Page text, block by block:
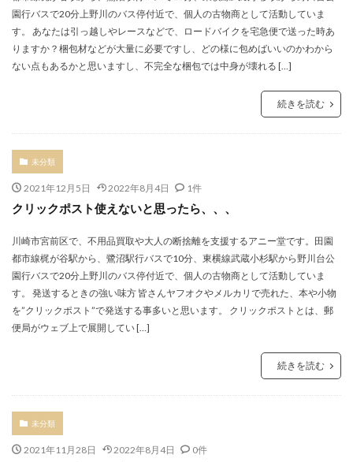
園行バスで20分上野川のバス停付近で、個人の古物商として活動していま
す。 あなたは引っ越しやレースなどで、ロードバイクを宅急便で送った時あ
りますか？梱包材などが大量に必要ですし、どの様に包めばいいのかわから
ない点もあるかと思いますし、不完全な梱包では中身が壊れる […]
続きを読む
未分類
2021年12月5日 2022年8月4日 1件
クリックポスト使えないと思ったら、、、
川崎市宮前区で、不用品買取や大人の断捨離を支援するアニー堂です。田園
都市線梶が谷駅から、鷺沼駅行バスで10分、東横線武蔵小杉駅から野川台公
園行バスで20分上野川のバス停付近で、個人の古物商として活動していま
す。 発送するときの強い味方 皆さんヤフオクやメルカリで売れた、本や小物
を”クリックポスト”で発送する事多いと思います。 クリックポストとは、郵
便局がウェブ上で展開してい […]
続きを読む
未分類
2021年11月28日 2022年8月4日 0件